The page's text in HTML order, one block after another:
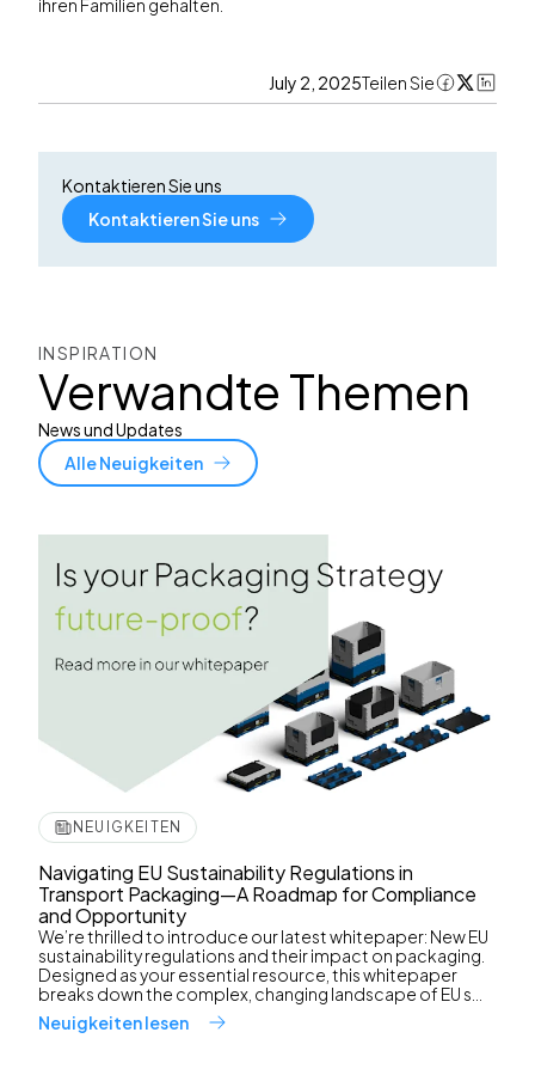
ihren Familien gehalten.
July 2, 2025Teilen Sie
Kontaktieren Sie uns
Kontaktieren Sie uns
INSPIRATION
Verwandte Themen
News und Updates
Alle Neuigkeiten
NEUIGKEITEN
Navigating EU Sustainability Regulations in
Transport Packaging—A Roadmap for Compliance
and Opportunity
We’re thrilled to introduce our latest whitepaper: New EU
sustainability regulations and their impact on packaging.
Designed as your essential resource, this whitepaper
breaks down the complex, changing landscape of EU s...
Neuigkeiten lesen